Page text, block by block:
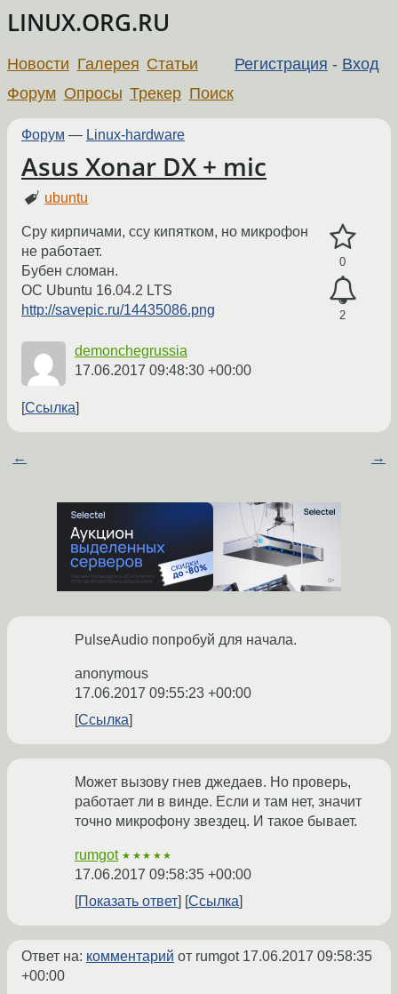
LINUX.ORG.RU
Регистрация - Вход
Новости Галерея Статьи
Форум Опросы Трекер Поиск
Форум — Linux-hardware
Asus Xonar DX + mic
ubuntu
0
2
Сру кирпичами, ссу кипятком, но микрофон
не работает.
Бубен сломан.
ОС Ubuntu 16.04.2 LTS
http://savepic.ru/14435086.png
demonchegrussia
17.06.2017 09:48:30 +00:00
Ссылка
← →
PulseAudio попробуй для начала.
anonymous
17.06.2017 09:55:23 +00:00
Ссылка
Может вызову гнев джедаев. Но проверь,
работает ли в винде. Если и там нет, значит
точно микрофону звездец. И такое бывает.
rumgot ★★★★★
17.06.2017 09:58:35 +00:00
Показать ответ
Ссылка
Ответ на: комментарий от rumgot 17.06.2017 09:58:35
+00:00